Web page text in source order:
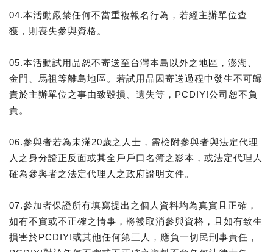
04.本活動嚴禁任何不當重複報名行為，若經主辦單位查
獲，則喪失參與資格。
05.本活動試用品恕不寄送至台灣本島以外之地區，澎湖、
金門、馬祖等離島地區。若試用品因寄送過程中發生不可歸
責於主辦單位之事由致毀損、遺失等，PCDIY!公司恕不負
責。
06.參與者若為未滿20歲之人士，需檢附參與者與法定代理
人之身分證正反面或其全戶戶口名簿之影本，或法定代理人
確為參與者之法定代理人之政府證明文件。
07.參加者保證所有填寫提出之個人資料均為真實且正確，
如有不實或不正確之情事，將被取消參與資格，且如有致生
損害於PCDIY!或其他任何第三人，應負一切民刑事責任，